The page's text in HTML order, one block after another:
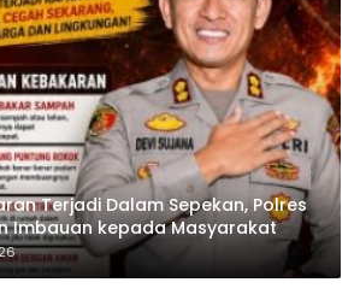
Terjadi Dalam Sepekan, Polres
Imbauan kepada Masyarakat